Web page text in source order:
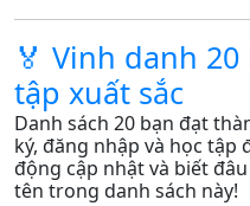
🏅 Vinh danh
tập xuất sắc
Danh sách 20 bạn đạt
ký, đăng nhập và học tập
động cập nhật và biết
tên trong danh sách này!